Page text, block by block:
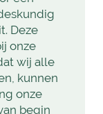
Deze
onze
wij alle
kunnen
onze
begin